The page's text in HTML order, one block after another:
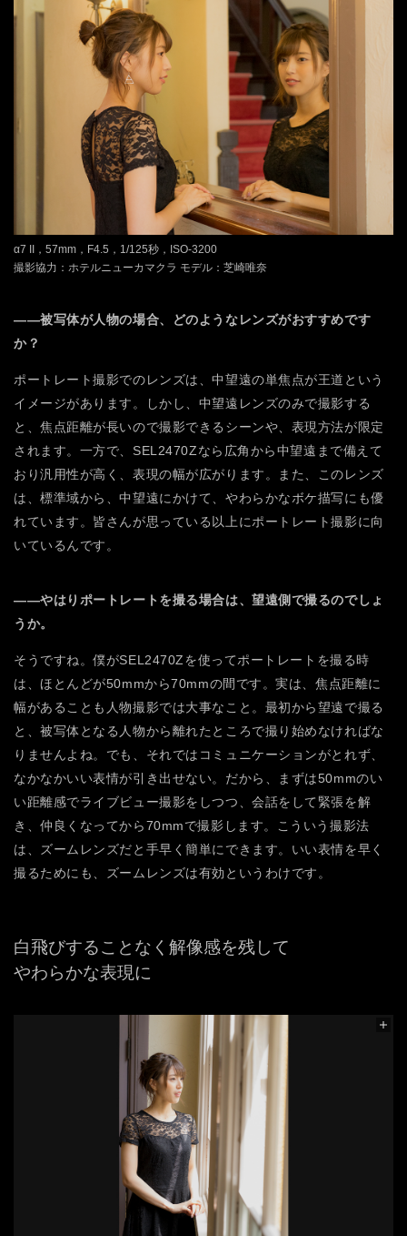
α7 II，57mm，F4.5，1/125秒，ISO-3200
撮影協力：ホテルニューカマクラ モデル：芝崎唯奈
――被写体が人物の場合、どのようなレンズがおすすめです
か？
ポートレート撮影でのレンズは、中望遠の単焦点が王道という
イメージがあります。しかし、中望遠レンズのみで撮影する
と、焦点距離が長いので撮影できるシーンや、表現方法が限定
されます。一方で、SEL2470Zなら広角から中望遠まで備えて
おり汎用性が高く、表現の幅が広がります。また、このレンズ
は、標準域から、中望遠にかけて、やわらかなボケ描写にも優
れています。皆さんが思っている以上にポートレート撮影に向
いているんです。
――やはりポートレートを撮る場合は、望遠側で撮るのでしょ
うか。
そうですね。僕がSEL2470Zを使ってポートレートを撮る時
は、ほとんどが50mmから70mmの間です。実は、焦点距離に
幅があることも人物撮影では大事なこと。最初から望遠で撮る
と、被写体となる人物から離れたところで撮り始めなければな
りませんよね。でも、それではコミュニケーションがとれず、
なかなかいい表情が引き出せない。だから、まずは50mmのい
い距離感でライブビュー撮影をしつつ、会話をして緊張を解
き、仲良くなってから70mmで撮影します。こういう撮影法
は、ズームレンズだと手早く簡単にできます。いい表情を早く
撮るためにも、ズームレンズは有効というわけです。
白飛びすることなく解像感を残して
やわらかな表現に